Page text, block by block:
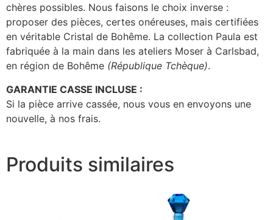
chères possibles. Nous faisons le choix inverse :
proposer des pièces, certes onéreuses, mais certifiées
en véritable Cristal de Bohême. La collection Paula est
fabriquée à la main dans les ateliers Moser à Carlsbad,
en région de Bohême (République Tchèque).
GARANTIE CASSE INCLUSE :
Si la pièce arrive cassée, nous vous en envoyons une
nouvelle, à nos frais.
Produits similaires